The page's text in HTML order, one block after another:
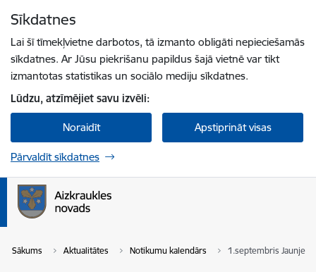
Sīkdatnes
Lai šī tīmekļvietne darbotos, tā izmanto obligāti nepieciešamās
sīkdatnes. Ar Jūsu piekrišanu papildus šajā vietnē var tikt
izmantotas statistikas un sociālo mediju sīkdatnes.
Lūdzu, atzīmējiet savu izvēli:
Noraidīt Apstiprināt visas
Pārvaldīt sīkdatnes
Sākums Aktualitātes Notikumu kalendārs 1.septembris